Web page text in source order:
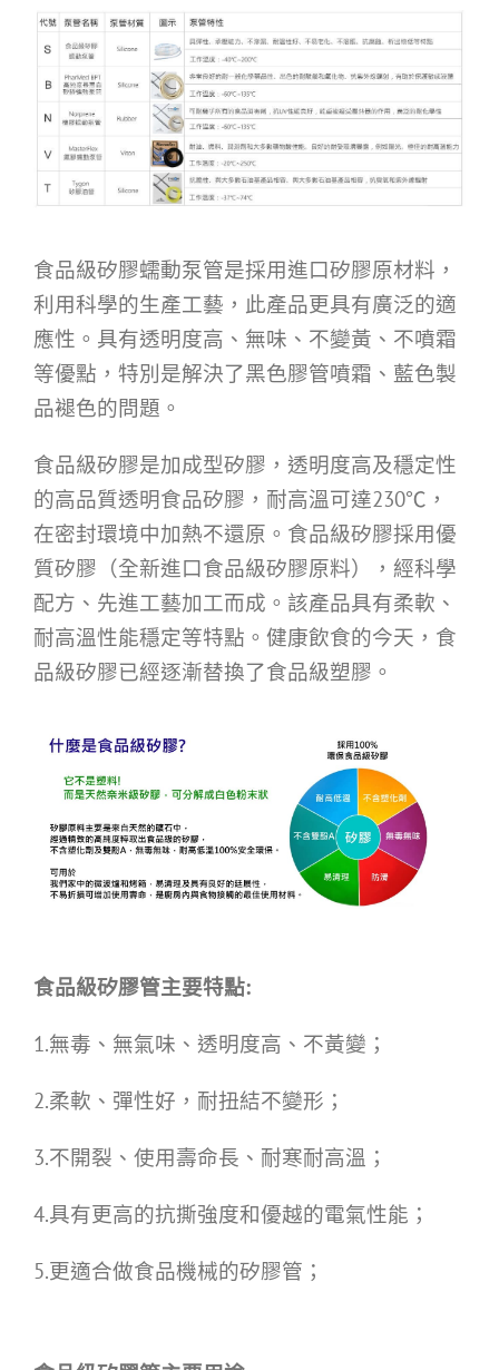
食品級矽膠蠕動泵管是採用進口矽膠原材料，
利用科學的生產工藝，此產品更具有廣泛的適
應性。具有透明度高、無味、不變黃、不噴霜
等優點，特別是解決了黑色膠管噴霜、藍色製
品褪色的問題。
食品級矽膠是加成型矽膠，透明度高及穩定性
的高品質透明食品矽膠，耐高溫可達230℃，
在密封環境中加熱不還原。食品級矽膠採用優
質矽膠（全新進口食品級矽膠原料），經科學
配方、先進工藝加工而成。該產品具有柔軟、
耐高溫性能穩定等特點。健康飲食的今天，食
品級矽膠已經逐漸替換了食品級塑膠。
食品級矽膠管主要特點:
1.無毒、無氣味、透明度高、不黃變；
2.柔軟、彈性好，耐扭結不變形；
3.不開裂、使用壽命長、耐寒耐高溫；
4.具有更高的抗撕強度和優越的電氣性能；
5.更適合做食品機械的矽膠管；